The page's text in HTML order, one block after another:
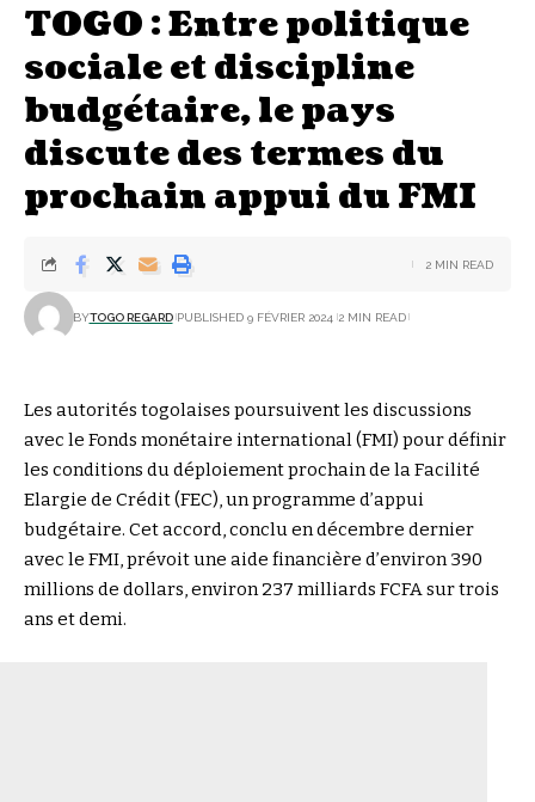
TOGO : Entre politique
sociale et discipline
budgétaire, le pays
discute des termes du
prochain appui du FMI
BYTOGO REGARD PUBLISHED 9 FÉVRIER 2024 2 MIN READ
2 MIN READ
Les autorités togolaises poursuivent les discussions
avec le Fonds monétaire international (FMI) pour définir
les conditions du déploiement prochain de la Facilité
Elargie de Crédit (FEC), un programme d’appui
budgétaire. Cet accord, conclu en décembre dernier
avec le FMI, prévoit une aide financière d’environ 390
millions de dollars, environ 237 milliards FCFA sur trois
ans et demi.